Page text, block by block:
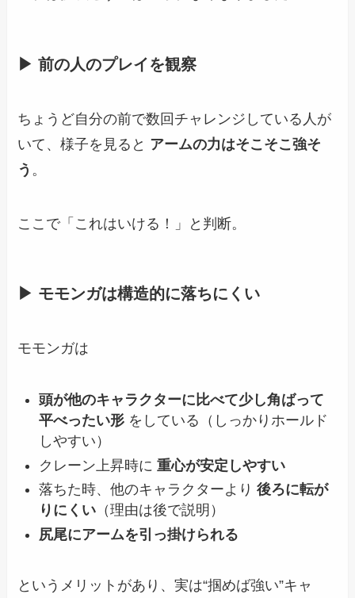
▶ 前の人のプレイを観察
ちょうど自分の前で数回チャレンジしている人が
いて、様子を見ると アームの力はそこそこ強そ
う 。
ここで「これはいける！」と判断。
▶ モモンガは構造的に落ちにくい
モモンガは
頭が他のキャラクターに比べて少し角ばって
平べったい形 をしている（しっかりホールド
しやすい）
クレーン上昇時に重心が安定しやすい
落ちた時、他のキャラクターより後ろに転が
りにくい （理由は後で説明）
尻尾にアームを引っ掛けられる
というメリットがあり、実は“掴めば強い”キャ